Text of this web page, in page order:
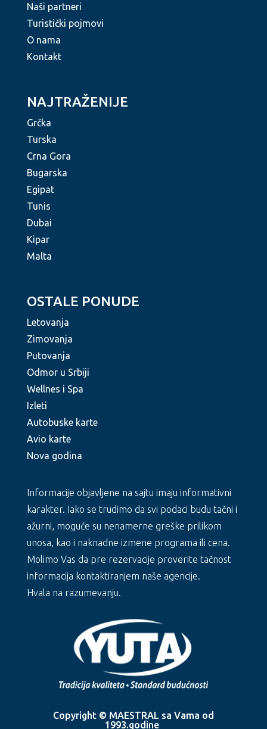
Naši partneri
Turistički pojmovi
O nama
Kontakt
NAJTRAŽENIJE
Grčka
Turska
Crna Gora
Bugarska
Egipat
Tunis
Dubai
Kipar
Malta
OSTALE PONUDE
Letovanja
Zimovanja
Putovanja
Odmor u Srbiji
Wellnes i Spa
Izleti
Autobuske karte
Avio karte
Nova godina
Informacije objavljene na sajtu imaju informativni
karakter. Iako se trudimo da svi podaci budu tačni i
ažurni, moguće su nenamerne greške prilikom
unosa, kao i naknadne izmene programa ili cena.
Molimo Vas da pre rezervacije proverite tačnost
informacija kontaktiranjem naše agencije.
Hvala na razumevanju.
Copyright © MAESTRAL sa Vama od
1993.godine